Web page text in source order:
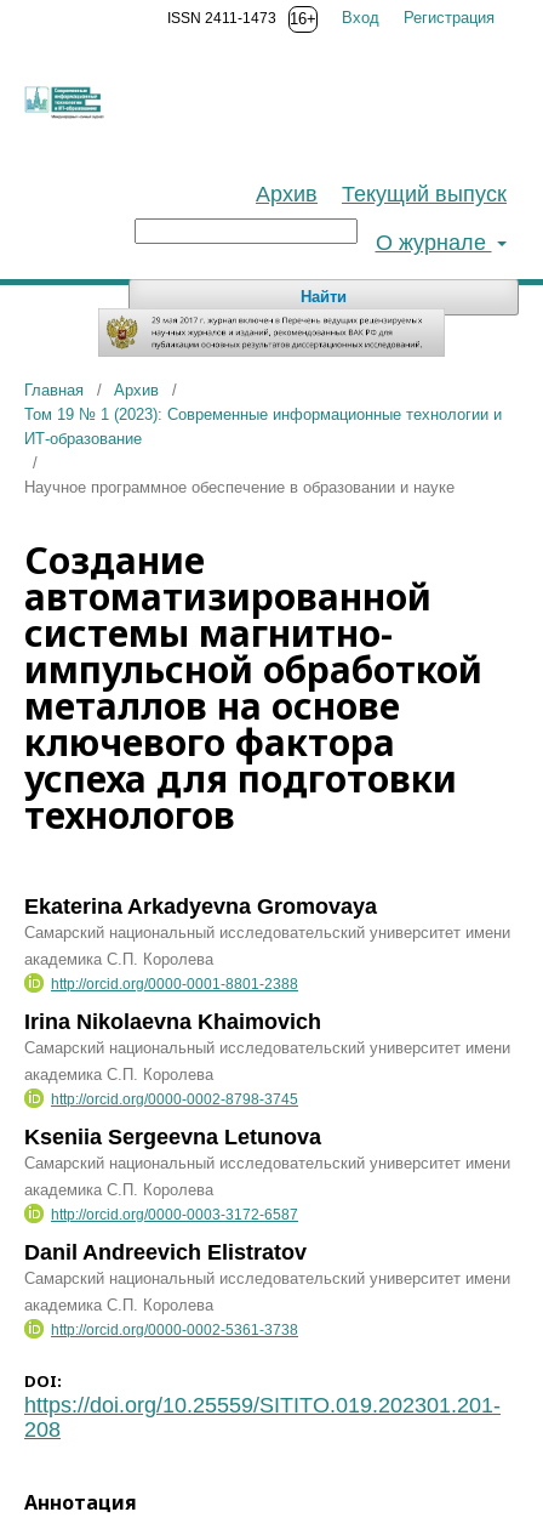
Текущий выпуск
Архив
О журнале
Найти
Регистрация
Вход
ISSN 2411-1473 16+
Главная / Архив
/
Том 19 № 1 (2023): Современные информационные технологии и
ИТ-образование
/
Научное программное обеспечение в образовании и науке
Создание
автоматизированной
системы магнитно-
импульсной обработкой
металлов на основе
ключевого фактора
успеха для подготовки
технологов
Ekaterina Arkadyevna Gromovaya
Самарский национальный исследовательский университет имени
академика С.П. Королева
http://orcid.org/0000-0001-8801-2388
Irina Nikolaevna Khaimovich
Самарский национальный исследовательский университет имени
академика С.П. Королева
http://orcid.org/0000-0002-8798-3745
Kseniia Sergeevna Letunova
Самарский национальный исследовательский университет имени
академика С.П. Королева
http://orcid.org/0000-0003-3172-6587
Danil Andreevich Elistratov
Самарский национальный исследовательский университет имени
академика С.П. Королева
http://orcid.org/0000-0002-5361-3738
DOI:
https://doi.org/10.25559/SITITO.019.202301.201-
208
Аннотация